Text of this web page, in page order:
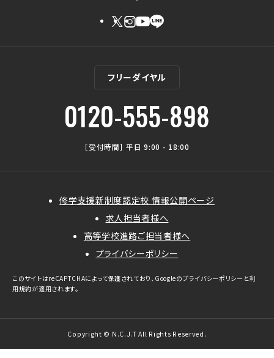
フリーダイヤル
0120-555-898
［受付時間］ 平日 9:00 - 18:00
修学支援新制度認定校 情報公開ページ
求人担当者様へ
高等学校進路ご担当者様へ
プライバシーポリシー
Copyright © N.C.J.T All Rights Reserved.
このサイトはreCAPTCHAによって保護されており、Googleのプライバシーポリシー と利
用規約が適用されます。